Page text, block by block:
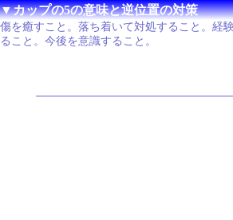
▼カップの5の意味と逆位置の対策
傷を癒すこと。落ち着いて対処すること。経
ること。今後を意識すること。